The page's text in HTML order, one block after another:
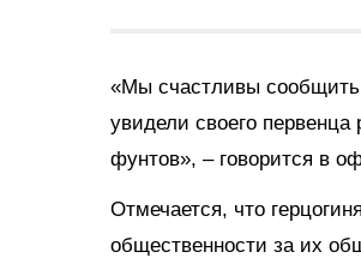
«Мы счастливы сообщить,
увидели своего
фунтов», – говорится в
Отмечается, что
общественности за их